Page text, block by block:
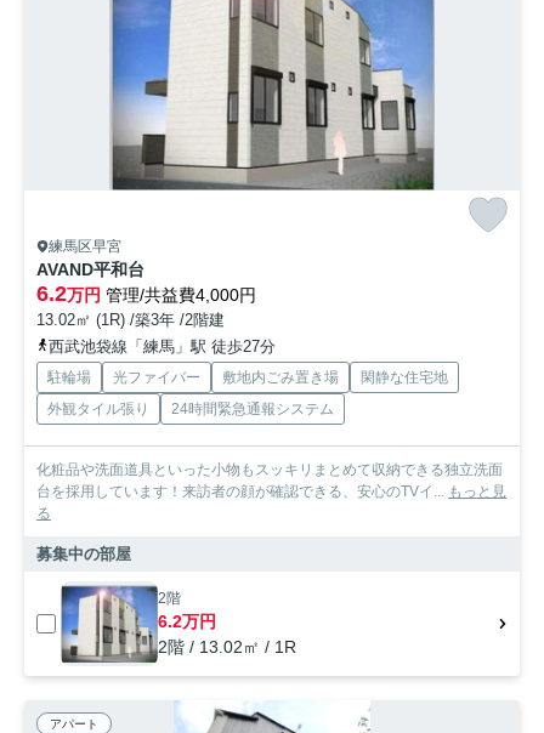
練馬区早宮
AVAND平和台
6.2万円 管理/共益費4,000円
13.02㎡ (1R) /築3年 /2階建
西武池袋線「練馬」駅 徒歩27分
駐輪場 光ファイバー 敷地内ごみ置き場
閑静な住宅地
外観タイル張り
24時間緊急通報システム
化粧品や洗面道具といった小物もスッキリまとめて収納できる独立洗面
台を採用しています！来訪者の顔が確認できる、安心のTVイ... もっと見
る
募集中の部屋
2階
6.2万円
2階 / 13.02㎡ / 1R
アパート